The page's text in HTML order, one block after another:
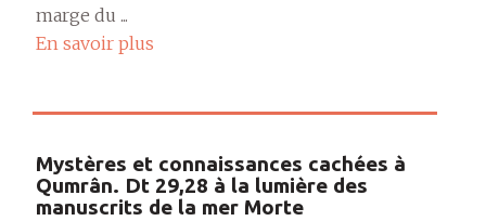
marge du ...
En savoir plus
Mystères et connaissances cachées à
Qumrân. Dt 29,28 à la lumière des
manuscrits de la mer Morte